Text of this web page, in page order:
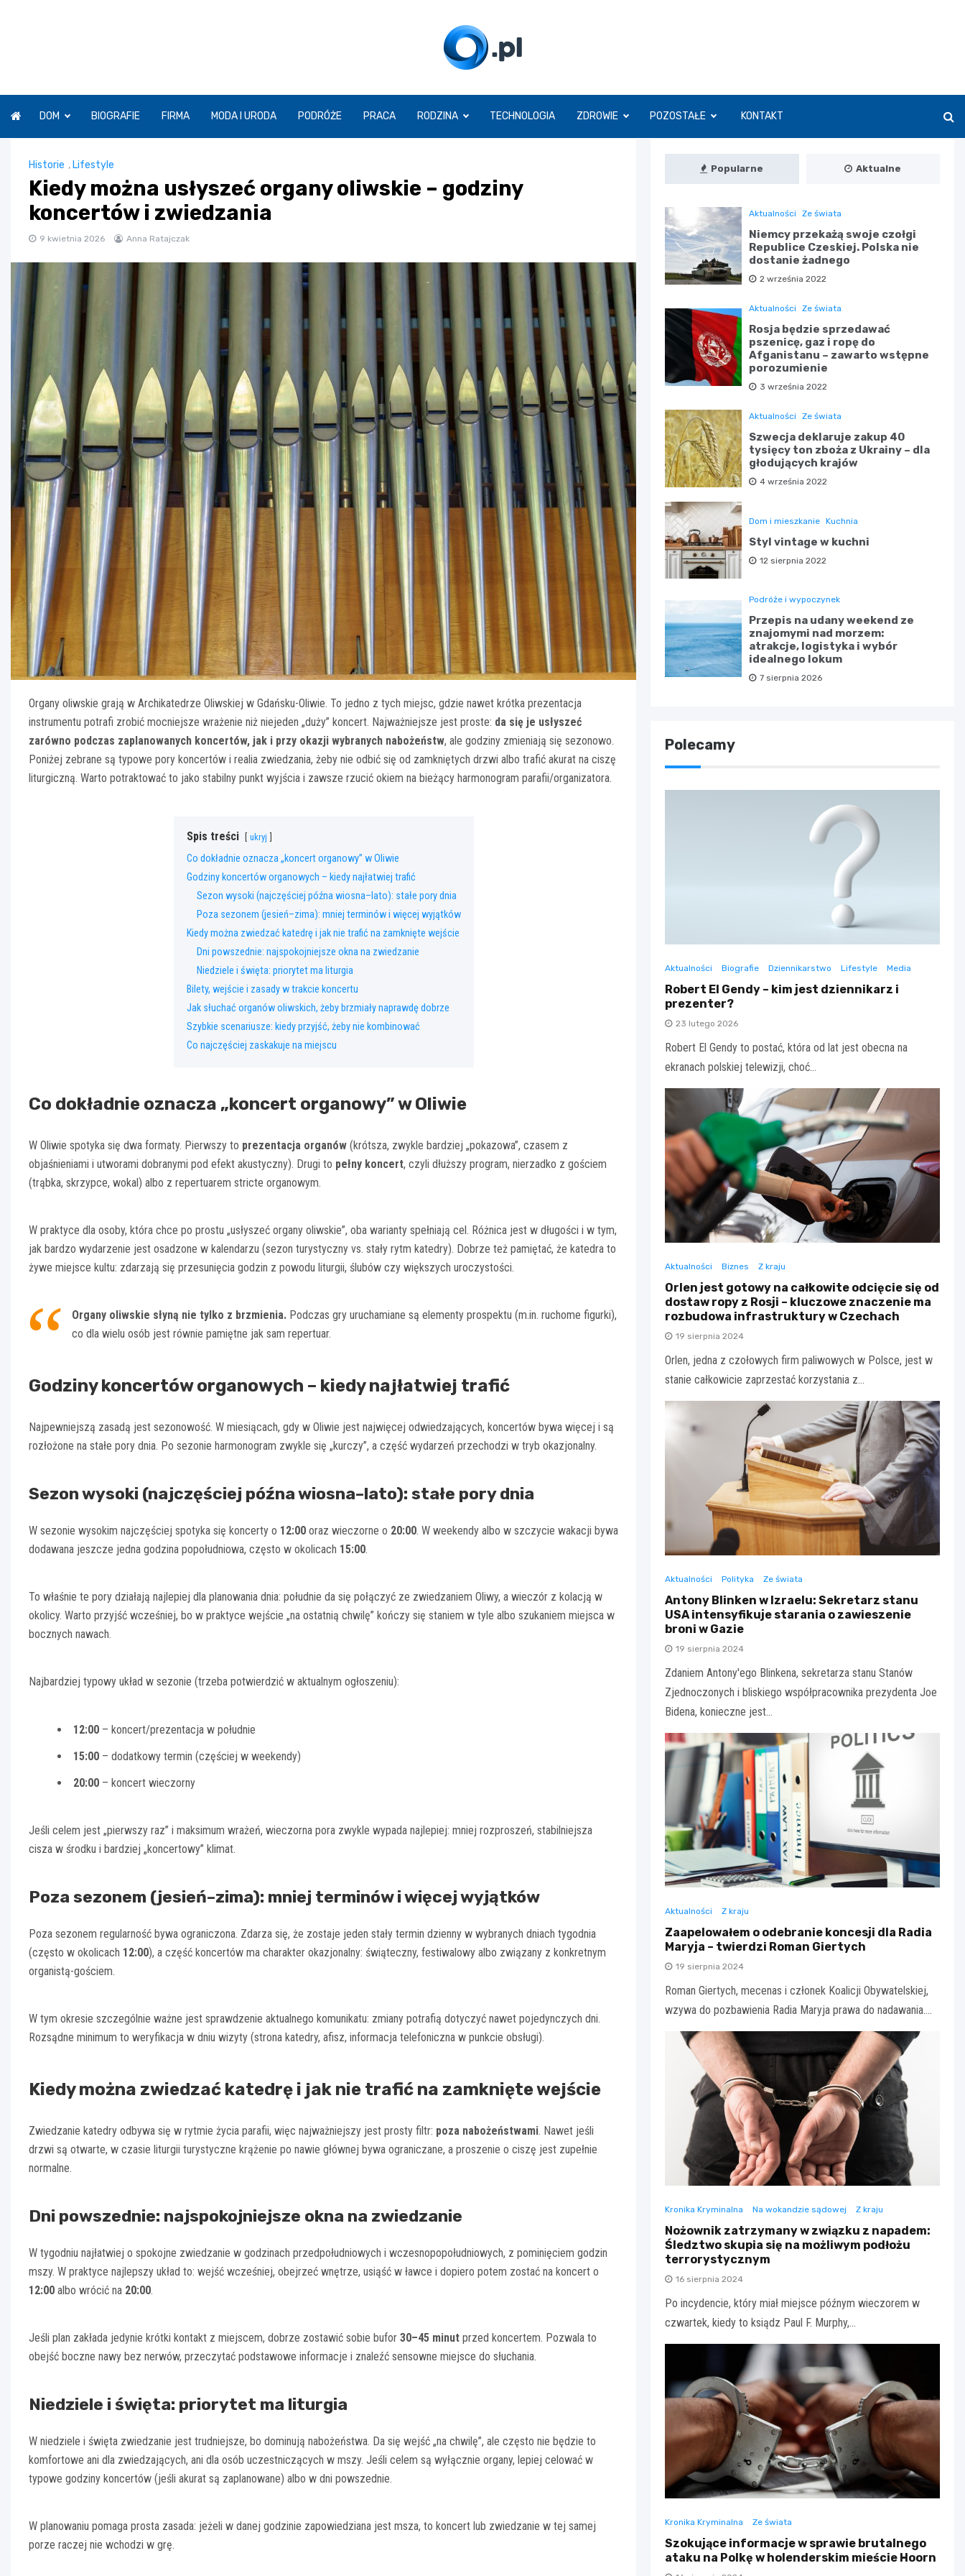
O.pl
DOM BIOGRAFIE FIRMA MODA I URODA PODRÓŻE PRACA RODZINA TECHNOLOGIA ZDROWIE POZOSTAŁE KONTAKT
Historie , Lifestyle
Kiedy można usłyszeć organy oliwskie – godziny
koncertów i zwiedzania
9 kwietnia 2026 Anna Ratajczak
Organy oliwskie grają w Archikatedrze Oliwskiej w Gdańsku-Oliwie. To jedno z tych miejsc, gdzie nawet krótka prezentacja
instrumentu potrafi zrobić mocniejsze wrażenie niż niejeden „duży” koncert. Najważniejsze jest proste: da się je usłyszeć
zarówno podczas zaplanowanych koncertów, jak i przy okazji wybranych nabożeństw, ale godziny zmieniają się sezonowo.
Poniżej zebrane są typowe pory koncertów i realia zwiedzania, żeby nie odbić się od zamkniętych drzwi albo trafić akurat na ciszę
liturgiczną. Warto potraktować to jako stabilny punkt wyjścia i zawsze rzucić okiem na bieżący harmonogram parafii/organizatora.
Spis treści ukryj
Co dokładnie oznacza „koncert organowy” w Oliwie
Godziny koncertów organowych – kiedy najłatwiej trafić
Sezon wysoki (najczęściej późna wiosna–lato): stałe pory dnia
Poza sezonem (jesień–zima): mniej terminów i więcej wyjątków
Kiedy można zwiedzać katedrę i jak nie trafić na zamknięte wejście
Dni powszednie: najspokojniejsze okna na zwiedzanie
Niedziele i święta: priorytet ma liturgia
Bilety, wejście i zasady w trakcie koncertu
Jak słuchać organów oliwskich, żeby brzmiały naprawdę dobrze
Szybkie scenariusze: kiedy przyjść, żeby nie kombinować
Co najczęściej zaskakuje na miejscu
Co dokładnie oznacza „koncert organowy” w Oliwie
W Oliwie spotyka się dwa formaty. Pierwszy to prezentacja organów (krótsza, zwykle bardziej „pokazowa”, czasem z
objaśnieniami i utworami dobranymi pod efekt akustyczny). Drugi to pełny koncert, czyli dłuższy program, nierzadko z gościem
(trąbka, skrzypce, wokal) albo z repertuarem stricte organowym.
W praktyce dla osoby, która chce po prostu „usłyszeć organy oliwskie”, oba warianty spełniają cel. Różnica jest w długości i w tym,
jak bardzo wydarzenie jest osadzone w kalendarzu (sezon turystyczny vs. stały rytm katedry). Dobrze też pamiętać, że katedra to
żywe miejsce kultu: zdarzają się przesunięcia godzin z powodu liturgii, ślubów czy większych uroczystości.
Organy oliwskie słyną nie tylko z brzmienia. Podczas gry uruchamiane są elementy prospektu (m.in. ruchome figurki),
co dla wielu osób jest równie pamiętne jak sam repertuar.
Godziny koncertów organowych – kiedy najłatwiej trafić
Najpewniejszą zasadą jest sezonowość. W miesiącach, gdy w Oliwie jest najwięcej odwiedzających, koncertów bywa więcej i są
rozłożone na stałe pory dnia. Po sezonie harmonogram zwykle się „kurczy”, a część wydarzeń przechodzi w tryb okazjonalny.
Sezon wysoki (najczęściej późna wiosna–lato): stałe pory dnia
W sezonie wysokim najczęściej spotyka się koncerty o 12:00 oraz wieczorne o 20:00. W weekendy albo w szczycie wakacji bywa
dodawana jeszcze jedna godzina popołudniowa, często w okolicach 15:00.
To właśnie te pory działają najlepiej dla planowania dnia: południe da się połączyć ze zwiedzaniem Oliwy, a wieczór z kolacją w
okolicy. Warto przyjść wcześniej, bo w praktyce wejście „na ostatnią chwilę” kończy się staniem w tyle albo szukaniem miejsca w
bocznych nawach.
Najbardziej typowy układ w sezonie (trzeba potwierdzić w aktualnym ogłoszeniu):
12:00 – koncert/prezentacja w południe
15:00 – dodatkowy termin (częściej w weekendy)
20:00 – koncert wieczorny
Jeśli celem jest „pierwszy raz” i maksimum wrażeń, wieczorna pora zwykle wypada najlepiej: mniej rozproszeń, stabilniejsza
cisza w środku i bardziej „koncertowy” klimat.
Poza sezonem (jesień–zima): mniej terminów i więcej wyjątków
Poza sezonem regularność bywa ograniczona. Zdarza się, że zostaje jeden stały termin dzienny w wybranych dniach tygodnia
(często w okolicach 12:00), a część koncertów ma charakter okazjonalny: świąteczny, festiwalowy albo związany z konkretnym
organistą-gościem.
W tym okresie szczególnie ważne jest sprawdzenie aktualnego komunikatu: zmiany potrafią dotyczyć nawet pojedynczych dni.
Rozsądne minimum to weryfikacja w dniu wizyty (strona katedry, afisz, informacja telefoniczna w punkcie obsługi).
Kiedy można zwiedzać katedrę i jak nie trafić na zamknięte wejście
Zwiedzanie katedry odbywa się w rytmie życia parafii, więc najważniejszy jest prosty filtr: poza nabożeństwami. Nawet jeśli
drzwi są otwarte, w czasie liturgii turystyczne krążenie po nawie głównej bywa ograniczane, a proszenie o ciszę jest zupełnie
normalne.
Dni powszednie: najspokojniejsze okna na zwiedzanie
W tygodniu najłatwiej o spokojne zwiedzanie w godzinach przedpołudniowych i wczesnopopołudniowych, z pominięciem godzin
mszy. W praktyce najlepszy układ to: wejść wcześniej, obejrzeć wnętrze, usiąść w ławce i dopiero potem zostać na koncert o
12:00 albo wrócić na 20:00.
Jeśli plan zakłada jedynie krótki kontakt z miejscem, dobrze zostawić sobie bufor 30–45 minut przed koncertem. Pozwala to
obejść boczne nawy bez nerwów, przeczytać podstawowe informacje i znaleźć sensowne miejsce do słuchania.
Niedziele i święta: priorytet ma liturgia
W niedziele i święta zwiedzanie jest trudniejsze, bo dominują nabożeństwa. Da się wejść „na chwilę”, ale często nie będzie to
komfortowe ani dla zwiedzających, ani dla osób uczestniczących w mszy. Jeśli celem są wyłącznie organy, lepiej celować w
typowe godziny koncertów (jeśli akurat są zaplanowane) albo w dni powszednie.
W planowaniu pomaga prosta zasada: jeżeli w danej godzinie zapowiedziana jest msza, to koncert lub zwiedzanie w tej samej
porze raczej nie wchodzi w grę.
Popularne Aktualne
Aktualności Ze świata
Niemcy przekażą swoje czołgi
Republice Czeskiej. Polska nie
dostanie żadnego
2 września 2022
Aktualności Ze świata
Rosja będzie sprzedawać
pszenicę, gaz i ropę do
Afganistanu – zawarto wstępne
porozumienie
3 września 2022
Aktualności Ze świata
Szwecja deklaruje zakup 40
tysięcy ton zboża z Ukrainy – dla
głodujących krajów
4 września 2022
Dom i mieszkanie Kuchnia
Styl vintage w kuchni
12 sierpnia 2022
Podróże i wypoczynek
Przepis na udany weekend ze
znajomymi nad morzem:
atrakcje, logistyka i wybór
idealnego lokum
7 sierpnia 2026
Polecamy
Aktualności Biografie Dziennikarstwo Lifestyle Media
Robert El Gendy – kim jest dziennikarz i
prezenter?
23 lutego 2026
Robert El Gendy to postać, która od lat jest obecna na
ekranach polskiej telewizji, choć…
Aktualności Biznes Z kraju
Orlen jest gotowy na całkowite odcięcie się od
dostaw ropy z Rosji – kluczowe znaczenie ma
rozbudowa infrastruktury w Czechach
19 sierpnia 2024
Orlen, jedna z czołowych firm paliwowych w Polsce, jest w
stanie całkowicie zaprzestać korzystania z…
Aktualności Polityka Ze świata
Antony Blinken w Izraelu: Sekretarz stanu
USA intensyfikuje starania o zawieszenie
broni w Gazie
19 sierpnia 2024
Zdaniem Antony'ego Blinkena, sekretarza stanu Stanów
Zjednoczonych i bliskiego współpracownika prezydenta Joe
Bidena, konieczne jest…
Aktualności Z kraju
Zaapelowałem o odebranie koncesji dla Radia
Maryja – twierdzi Roman Giertych
19 sierpnia 2024
Roman Giertych, mecenas i członek Koalicji Obywatelskiej,
wzywa do pozbawienia Radia Maryja prawa do nadawania.…
Kronika Kryminalna Na wokandzie sądowej Z kraju
Nożownik zatrzymany w związku z napadem:
Śledztwo skupia się na możliwym podłożu
terrorystycznym
16 sierpnia 2024
Po incydencie, który miał miejsce późnym wieczorem w
czwartek, kiedy to ksiądz Paul F. Murphy,…
Kronika Kryminalna Ze świata
Szokujące informacje w sprawie brutalnego
ataku na Polkę w holenderskim mieście Hoorn